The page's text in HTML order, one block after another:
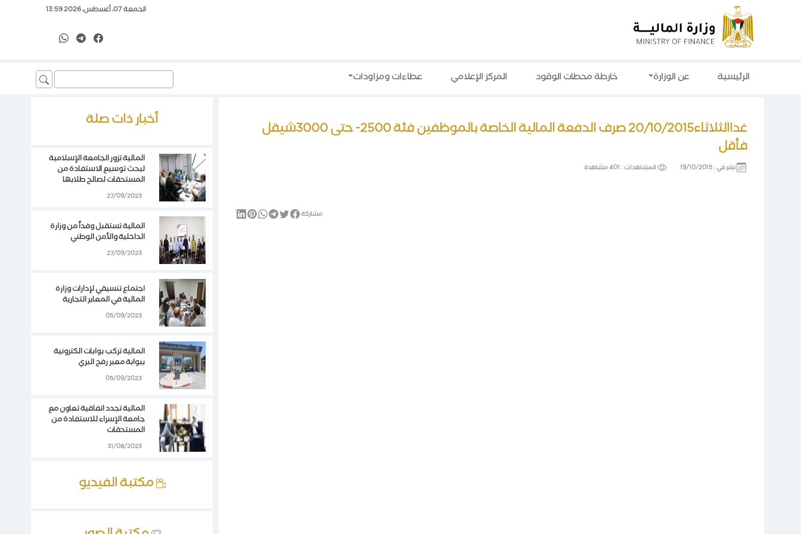
الجمعة 07، أغسطس، 2026 13:59
Search
for:
الرئيسية عن الوزارة خارطة محطات الوقود المركز الإعلامي عطاءات ومزاودات
غداالثلاثاء20/10/2015 صرف الدفعة المالية الخاصة بالموظفين فئة 2500- حتى 3000شيقل
فأقل
نشر في :19/10/2015 المشاهدات : 401 مشاهدة
مشاركة
أخبار ذات صلة
المالية تزور الجامعة الإسلامية
لبحث توسيع الاستفادة من
المستحقات لصالح طلابها
27/09/2023
المالية تستقبل وفداً من وزارة
الداخلية والأمن الوطني
27/09/2023
اجتماع تنسيقي لإدارات وزارة
المالية في المعابر التجارية
05/09/2023
المالية تركب بوابات الكترونية
ببوابة معبر رفح البري
05/09/2023
المالية تجدد اتفاقية تعاون مع
جامعة الإسراء للاستفادة من
المستحقات
31/08/2023
مكتبة الفيديو